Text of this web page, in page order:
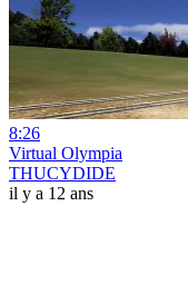
8:26
Virtual Olympia
THUCYDIDE
il y a 12 ans